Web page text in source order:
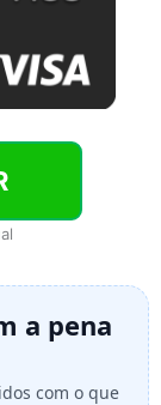
a pena
com o que